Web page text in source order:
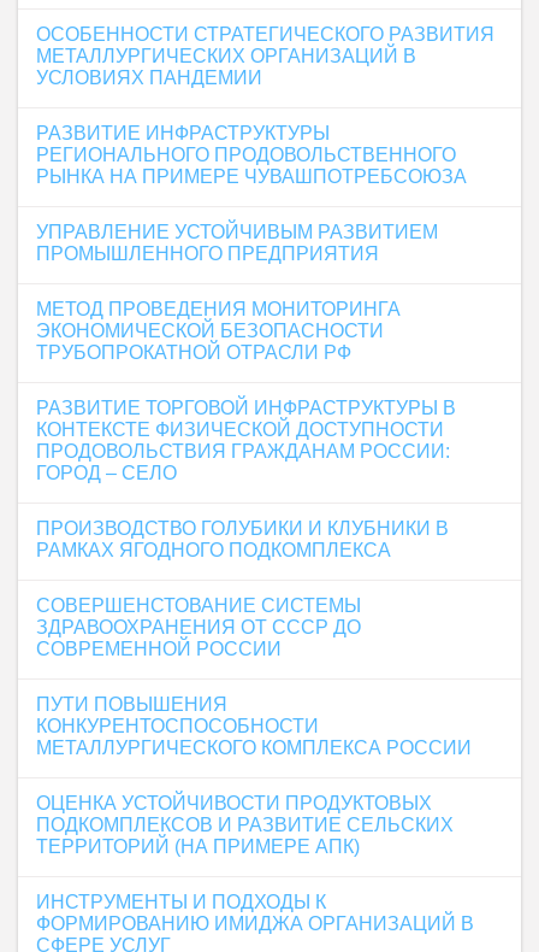
ОСОБЕННОСТИ СТРАТЕГИЧЕСКОГО РАЗВИТИЯ
МЕТАЛЛУРГИЧЕСКИХ ОРГАНИЗАЦИЙ В
УСЛОВИЯХ ПАНДЕМИИ
РАЗВИТИЕ ИНФРАСТРУКТУРЫ
РЕГИОНАЛЬНОГО ПРОДОВОЛЬСТВЕННОГО
РЫНКА НА ПРИМЕРЕ ЧУВАШПОТРЕБСОЮЗА
УПРАВЛЕНИЕ УСТОЙЧИВЫМ РАЗВИТИЕМ
ПРОМЫШЛЕННОГО ПРЕДПРИЯТИЯ
МЕТОД ПРОВЕДЕНИЯ МОНИТОРИНГА
ЭКОНОМИЧЕСКОЙ БЕЗОПАСНОСТИ
ТРУБОПРОКАТНОЙ ОТРАСЛИ РФ
РАЗВИТИЕ ТОРГОВОЙ ИНФРАСТРУКТУРЫ В
КОНТЕКСТЕ ФИЗИЧЕСКОЙ ДОСТУПНОСТИ
ПРОДОВОЛЬСТВИЯ ГРАЖДАНАМ РОССИИ:
ГОРОД – СЕЛО
ПРОИЗВОДСТВО ГОЛУБИКИ И КЛУБНИКИ В
РАМКАХ ЯГОДНОГО ПОДКОМПЛЕКСА
СОВЕРШЕНСТОВАНИЕ СИСТЕМЫ
ЗДРАВООХРАНЕНИЯ ОТ СССР ДО
СОВРЕМЕННОЙ РОССИИ
ПУТИ ПОВЫШЕНИЯ
КОНКУРЕНТОСПОСОБНОСТИ
МЕТАЛЛУРГИЧЕСКОГО КОМПЛЕКСА РОССИИ
ОЦЕНКА УСТОЙЧИВОСТИ ПРОДУКТОВЫХ
ПОДКОМПЛЕКСОВ И РАЗВИТИЕ СЕЛЬСКИХ
ТЕРРИТОРИЙ (НА ПРИМЕРЕ АПК)
ИНСТРУМЕНТЫ И ПОДХОДЫ К
ФОРМИРОВАНИЮ ИМИДЖА ОРГАНИЗАЦИЙ В
СФЕРЕ УСЛУГ